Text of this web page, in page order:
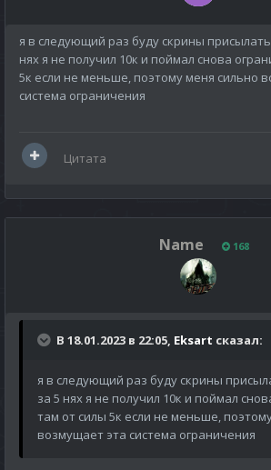
я в следующий раз буду скрины
нях я не получил 10к и поймал снова
5к если не меньше, поэтому меня сильно
система ограничения
Цитата
Name 168
В 18.01.2023 в 22:05, Eksart сказал:
я в следующий раз буду скрины
за 5 нях я не получил 10к и поймал
там от силы 5к если не меньше,
возмущает эта система ограничения